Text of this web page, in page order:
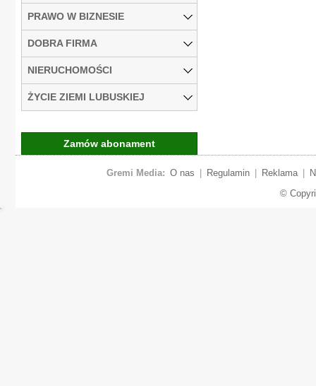
PRAWO W BIZNESIE
DOBRA FIRMA
NIERUCHOMOŚCI
ŻYCIE ZIEMI LUBUSKIEJ
Zamów abonament
Gremi Media: O nas Regulamin Reklama
©